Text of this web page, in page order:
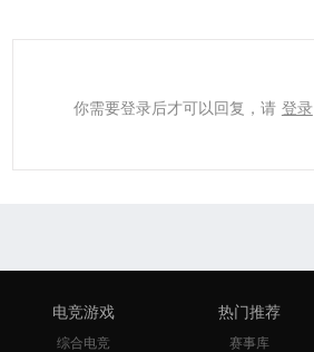
你需要登录后才可以回复，请 登录
电竞游戏
综合电竞
热门推荐
赛事库